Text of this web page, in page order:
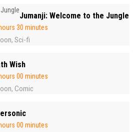
Jumanji: Welcome to the Jungle
30 minutes
, Sci-fi
Wish
00 minutes
, Comic
00 minutes